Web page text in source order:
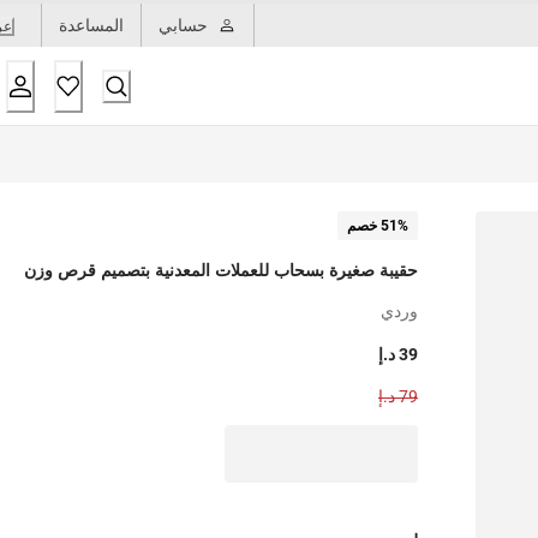
حسابي المساعدة
51% خصم
حقيبة صغيرة بسحاب للعملات المعدنية بتصميم قرص وزن
وردي
39 د.إ
79 د.إ